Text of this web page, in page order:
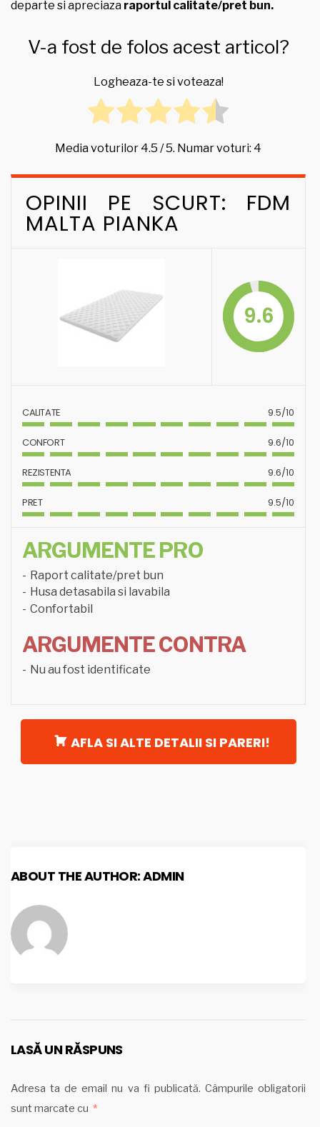
departe si apreciaza raportul calitate/pret bun.
V-a fost de folos acest articol?
Logheaza-te si voteaza!
Media voturilor 4.5 / 5. Numar voturi: 4
OPINII PE SCURT: FDM
MALTA PIANKA
9.6
CALITATE 9.5/10
CONFORT 9.6/10
REZISTENTA 9.6/10
PRET 9.5/10
ARGUMENTE PRO
Raport calitate/pret bun
Husa detasabila si lavabila
Confortabil
ARGUMENTE CONTRA
Nu au fost identificate
AFLA SI ALTE DETALII SI PARERI!
ABOUT THE AUTHOR:ADMIN
LASĂ UN RĂSPUNS
Adresa ta de email nu va fi publicată. Câmpurile obligatorii
sunt marcate cu *